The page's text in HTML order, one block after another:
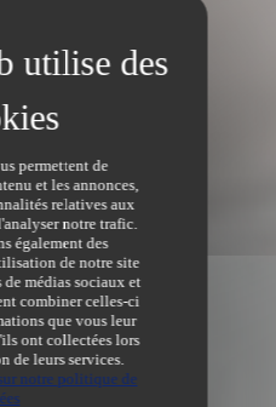
permettent de
et les annonces,
relatives aux
notre trafic.
également des
de notre site
de médias sociaux et
combiner celles-ci
que vous leur
ont collectées lors
de leurs services.
notre politique de